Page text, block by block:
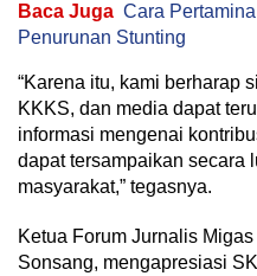
Baca Juga Cara
Penurunan Stunting
“Karena itu, kami berharap
KKKS, dan media dapat
informasi mengenai
dapat tersampaikan secara
masyarakat,” tegasnya.
Ketua Forum Jurnalis
Sonsang, mengapresiasi